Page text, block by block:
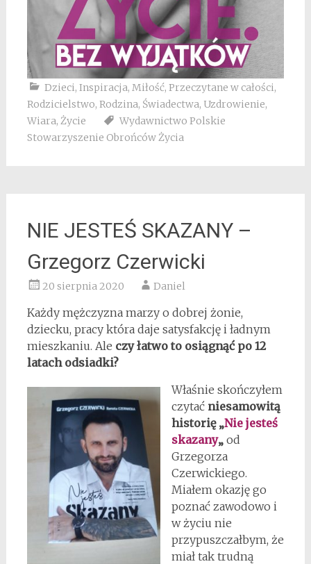
Dzieci, Inspiracja, Miłość, Przeczytane w całości,
Rodzicielstwo, Rodzina, Świadectwa, Uzdrowienie,
Wiara, Życie
Wydawnictwo Polskie
Stowarzyszenie Obrońców Życia
NIE JESTEŚ SKAZANY –
Grzegorz Czerwicki
20 sierpnia 2020 Daniel
Każdy mężczyzna marzy o dobrej żonie,
dziecku, pracy która daje satysfakcję i ładnym
mieszkaniu. Ale czy łatwo to osiągnąć po 12
latach odsiadki?
Właśnie skończyłem
czytać niesamowitą
historię „Nie jesteś
skazany„od
Grzegorza
Czerwickiego.
Miałem okazję go
poznać zawodowo i
w życiu nie
przypuszczałbym, że
miał tak trudną